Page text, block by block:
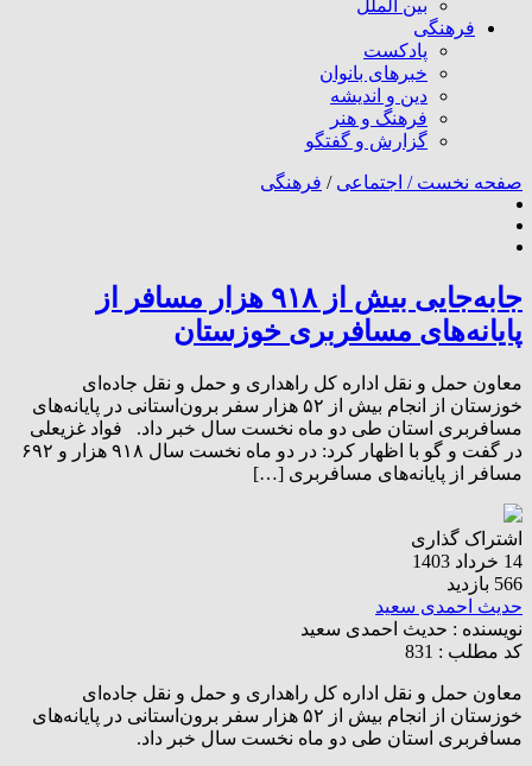
بین الملل
فرهنگی
پادکست
خبرهای بانوان
دین و اندیشه
فرهنگ و هنر
گزارش و گفتگو
صفحه نخست / اجتماعی / فرهنگی
جابه‌جایی بیش از ۹۱۸ هزار مسافر از
پایانه‌های مسافربری خوزستان
معاون حمل و نقل اداره کل راهداری و حمل و نقل جاده‌ای
خوزستان از انجام بیش از ۵۲ هزار سفر برون‌استانی در پایانه‌های
مسافربری استان طی دو ماه نخست سال خبر داد. فواد غزیعلی
در گفت و گو با اظهار کرد: در دو ماه نخست سال ۹۱۸ هزار و ۶۹۲
مسافر از پایانه‌های مسافربری […]
اشتراک گذاری
14 خرداد 1403
566 بازدید
حدیث احمدی سعید
نویسنده : حدیث احمدی سعید
کد مطلب : 831
معاون حمل و نقل اداره کل راهداری و حمل و نقل جاده‌ای
خوزستان از انجام بیش از ۵۲ هزار سفر برون‌استانی در پایانه‌های
مسافربری استان طی دو ماه نخست سال خبر داد.